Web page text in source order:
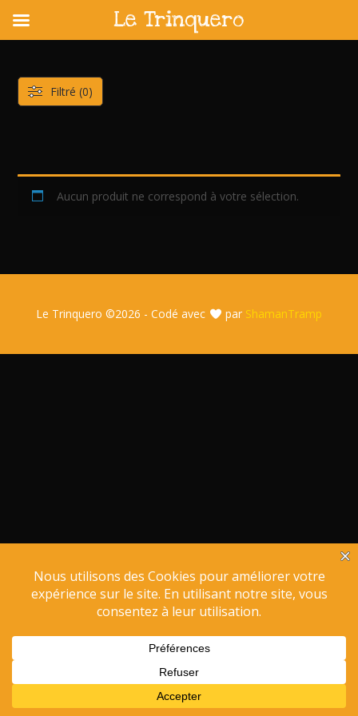
content
Aucun produit ne correspond à votre sélection.
Filtré (0)
Le Trinquero ©2026 - Codé avec par ShamanTramp
Le Trinquero